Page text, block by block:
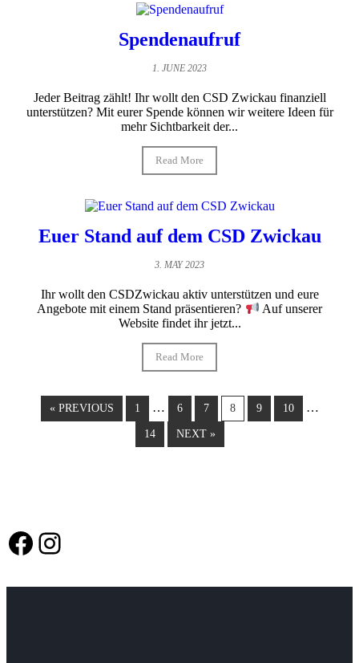
Spendenaufruf
1. JUNE 2023
Jeder Beitrag zählt! Ihr wollt den CSD Zwickau finanziell
unterstützen? Mit eurer Spende können wir weitere Ideen für
mehr Sichtbarkeit der...
Read More
Euer Stand auf dem CSD Zwickau
3. MAY 2023
Ihr wollt den CSDZwickau aktiv unterstützen und eure
Angebote mit einem Stand präsentieren?
Auf unserer
Website findet ihr jetzt...
Read More
« PREVIOUS 1 … 6 7 8 9 10 …
14 NEXT »
Facebook
Instagram